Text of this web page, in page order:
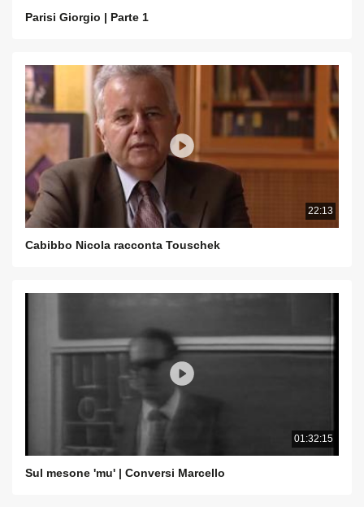
Parisi Giorgio | Parte 1
22:13
Cabibbo Nicola racconta Touschek
01:32:15
Sul mesone 'mu' | Conversi Marcello